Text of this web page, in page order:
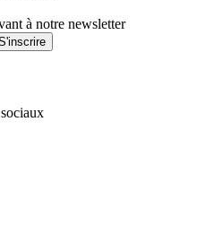
à notre newsletter